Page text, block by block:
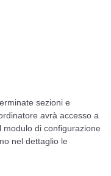
sezioni e
avrà accesso a
modulo di configurazione
nel dettaglio le